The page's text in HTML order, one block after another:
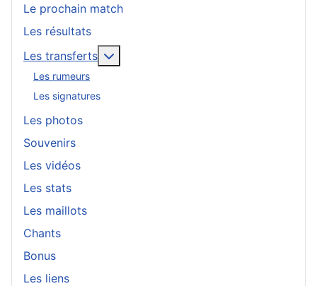
Le prochain match
Les résultats
Les transferts
Les rumeurs
Les signatures
Les photos
Souvenirs
Les vidéos
Les stats
Les maillots
Chants
Bonus
Les liens